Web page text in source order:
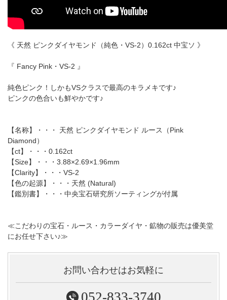
《 天然 ピンクダイヤモンド（純色・VS-2）0.162ct 中宝ソ 》
『 Fancy Pink・VS-2 』
純色ピンク！しかもVSクラスで最高のキラメキです♪
ピンクの色合いも鮮やかです♪
【名称】・・・ 天然 ピンクダイヤモンド ルース（Pink
Diamond）
【ct】・・・0.162ct
【Size】・・・3.88×2.69×1.96mm
【Clarity】・・・VS-2
【色の起源】・・・天然 (Natural)
【鑑別書】・・・中央宝石研究所ソーティングが付属
≪こだわりの宝石・ルース・カラーダイヤ・鉱物の販売は優美堂
にお任せ下さい♪≫
お問い合わせはお気軽に